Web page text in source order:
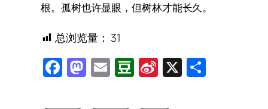
根。孤树也许显眼，但树林才能长久。
总浏览量： 31
Facebook
Mastodon
EmailDouban
Sina
X